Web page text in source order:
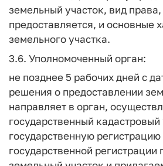
земельный участок, вид
предоставляется, и основные
земельного участка.
3.6. Уполномоченный орган:
не позднее 5 рабочих дней с
решения о предоставлении
направляет в орган,
государственный кадастровый
государственную
государственной регистрации